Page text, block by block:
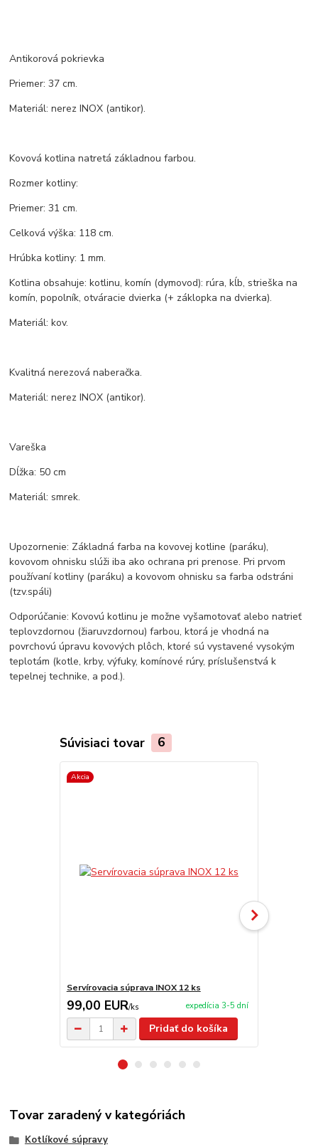
Antikorová pokrievka
Priemer: 37 cm.
Materiál: nerez INOX (antikor).
Kovová kotlina natretá základnou farbou.
Rozmer kotliny:
Priemer: 31 cm.
Celková výška: 118 cm.
Hrúbka kotliny: 1 mm.
Kotlina obsahuje: kotlinu, komín (dymovod): rúra, kĺb, strieška na
komín, popolník, otváracie dvierka (+ záklopka na dvierka).
Materiál: kov.
Kvalitná nerezová naberačka.
Materiál: nerez INOX (antikor).
Vareška
Dĺžka: 50 cm
Materiál: smrek.
Upozornenie: Základná farba na kovovej kotline (paráku),
kovovom ohnisku slúži iba ako ochrana pri prenose. Pri prvom
používaní kotliny (paráku) a kovovom ohnisku sa farba odstráni
(tzv.spáli)
Odporúčanie: Kovovú kotlinu je možne vyšamotovať alebo natrieť
teplovzdornou (žiaruvzdornou) farbou, ktorá je vhodná na
povrchovú úpravu kovových plôch, ktoré sú vystavené vysokým
teplotám (kotle, krby, výfuky, komínové rúry, príslušenstvá k
tepelnej technike, a pod.).
Súvisiaci tovar 6
Akcia
Servírovacia súprava INOX 12 ks
99,00 EUR/ks expedícia 3-5 dní
Pridať do košíka
Tovar zaradený v kategóriách
Kotlíkové súpravy